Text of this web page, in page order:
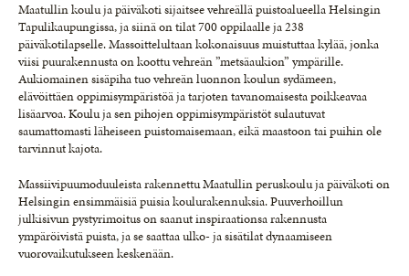
Maatullin koulu ja päiväkoti sijaitsee vehreällä puistoalueella Helsingin
Tapulikaupungissa, ja siinä on tilat 700 oppilaalle ja 238
päiväkotilapselle. Massoittelultaan kokonaisuus muistuttaa kylää, jonka
viisi puurakennusta on koottu vehreän ”metsäaukion” ympärille.
Aukiomainen sisäpiha tuo vehreän luonnon koulun sydämeen,
elävöittäen oppimisympäristöä ja tarjoten tavanomaisesta poikkeavaa
lisäarvoa. Koulu ja sen pihojen oppimisympäristöt sulautuvat
saumattomasti läheiseen puistomaisemaan, eikä maastoon tai puihin ole
tarvinnut kajota.
Massiivipuumoduuleista rakennettu Maatullin peruskoulu ja päiväkoti on
Helsingin ensimmäisiä puisia koulurakennuksia. Puuverhoillun
julkisivun pystyrimoitus on saanut inspiraationsa rakennusta
ympäröivistä puista, ja se saattaa ulko- ja sisätilat dynaamiseen
vuorovaikutukseen keskenään.